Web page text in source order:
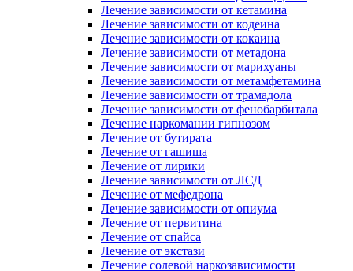
Лечение зависимости от кетамина
Лечение зависимости от кодеина
Лечение зависимости от кокаина
Лечение зависимости от метадона
Лечение зависимости от марихуаны
Лечение зависимости от метамфетамина
Лечение зависимости от трамадола
Лечение зависимости от фенобарбитала
Лечение наркомании гипнозом
Лечение от бутирата
Лечение от гашиша
Лечение от лирики
Лечение зависимости от ЛСД
Лечение от мефедрона
Лечение зависимости от опиума
Лечение от первитина
Лечение от спайса
Лечение от экстази
Лечение солевой наркозависимости